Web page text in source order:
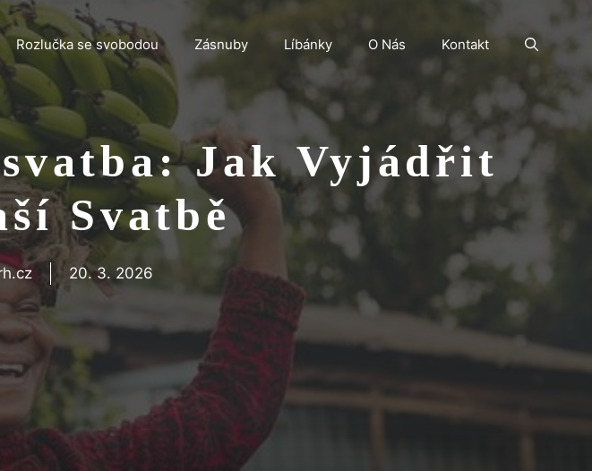
Rozlučka se svobodou Zásnuby Líbánky O Nás Kontakt
svatba: Jak Vyjádřit
Svatbě
20. 3. 2026